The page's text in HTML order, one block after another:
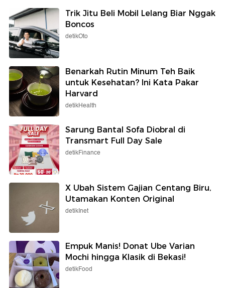
Trik Jitu Beli Mobil Lelang Biar Nggak
Boncos
detikOto
Benarkah Rutin Minum Teh Baik
untuk Kesehatan? Ini Kata Pakar
Harvard
detikHealth
Sarung Bantal Sofa Diobral di
Transmart Full Day Sale
detikFinance
X Ubah Sistem Gajian Centang Biru,
Utamakan Konten Original
detikInet
Empuk Manis! Donat Ube Varian
Mochi hingga Klasik di Bekasi!
detikFood